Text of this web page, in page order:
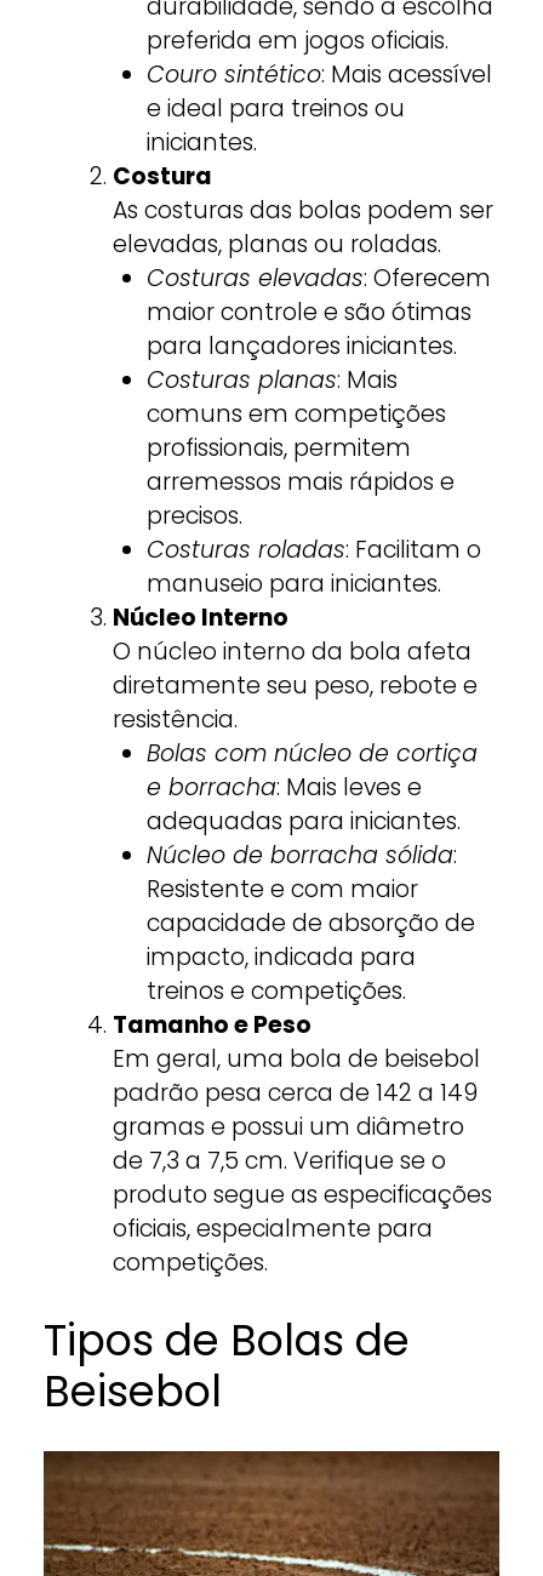
durabilidade, sendo a escolha
preferida em jogos oficiais.
Couro sintético: Mais acessível
e ideal para treinos ou
iniciantes.
Costura
As costuras das bolas podem ser
elevadas, planas ou roladas.
Costuras elevadas: Oferecem
maior controle e são ótimas
para lançadores iniciantes.
Costuras planas: Mais
comuns em competições
profissionais, permitem
arremessos mais rápidos e
precisos.
Costuras roladas: Facilitam o
manuseio para iniciantes.
Núcleo Interno
O núcleo interno da bola afeta
diretamente seu peso, rebote e
resistência.
Bolas com núcleo de cortiça
e borracha: Mais leves e
adequadas para iniciantes.
Núcleo de borracha sólida:
Resistente e com maior
capacidade de absorção de
impacto, indicada para
treinos e competições.
Tamanho e Peso
Em geral, uma bola de beisebol
padrão pesa cerca de 142 a 149
gramas e possui um diâmetro
de 7,3 a 7,5 cm. Verifique se o
produto segue as especificações
oficiais, especialmente para
competições.
Tipos de Bolas de
Beisebol